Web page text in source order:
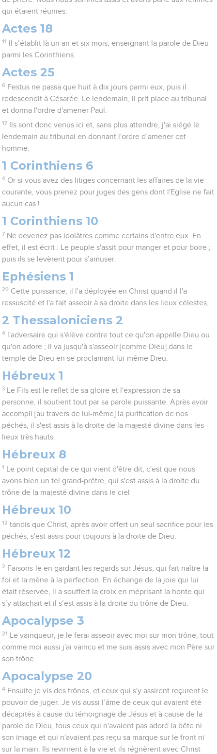
qui étaient réunies.
Actes 18
11
Il s’établit là un an et six mois, enseignant la parole de Dieu
parmi les Corinthiens.
Actes 25
6 Festus ne passa que huit à dix jours parmi eux, puis il
redescendit à Césarée. Le lendemain, il prit place au tribunal
et donna l'ordre d'amener Paul.
17
Ils sont donc venus ici et, sans plus attendre, j'ai siégé le
lendemain au tribunal en donnant l'ordre d’amener cet
homme.
1 Corinthiens 6
4 Or si vous avez des litiges concernant les affaires de la vie
courante, vous prenez pour juges des gens dont l'Eglise ne fait
aucun cas !
1 Corinthiens 10
7 Ne devenez pas idolâtres comme certains d'entre eux. En
effet, il est écrit : Le peuple s'assit pour manger et pour boire ;
puis ils se levèrent pour s’amuser.
Ephésiens 1
20 Cette puissance, il l'a déployée en Christ quand il l'a
ressuscité et l'a fait asseoir à sa droite dans les lieux célestes,
2 Thessaloniciens 2
4
l'adversaire qui s'élève contre tout ce qu'on appelle Dieu ou
qu'on adore ; il va jusqu'à s'asseoir [comme Dieu] dans le
temple de Dieu en se proclamant lui-même Dieu.
Hébreux 1
3
Le Fils est le reflet de sa gloire et l'expression de sa
personne, il soutient tout par sa parole puissante. Après avoir
accompli [au travers de lui-même] la purification de nos
péchés, il s'est assis à la droite de la majesté divine dans les
lieux très hauts.
Hébreux 8
1
Le point capital de ce qui vient d'être dit, c'est que nous
avons bien un tel grand-prêtre, qui s'est assis à la droite du
trône de la majesté divine dans le ciel
Hébreux 10
12 tandis que Christ, après avoir offert un seul sacrifice pour les
péchés, s'est assis pour toujours à la droite de Dieu.
Hébreux 12
2 Faisons-le en gardant les regards sur Jésus, qui fait naître la
foi et la mène à la perfection. En échange de la joie qui lui
était réservée, il a souffert la croix en méprisant la honte qui
s’y attachait et il s’est assis à la droite du trône de Dieu.
Apocalypse 3
21
Le vainqueur, je le ferai asseoir avec moi sur mon trône, tout
comme moi aussi j'ai vaincu et me suis assis avec mon Père sur
son trône.
Apocalypse 20
4 Ensuite je vis des trônes, et ceux qui s'y assirent reçurent le
pouvoir de juger. Je vis aussi l’âme de ceux qui avaient été
décapités à cause du témoignage de Jésus et à cause de la
parole de Dieu, tous ceux qui n'avaient pas adoré la bête ni
son image et qui n'avaient pas reçu sa marque sur le front ni
sur la main. Ils revinrent à la vie et ils régnèrent avec Christ